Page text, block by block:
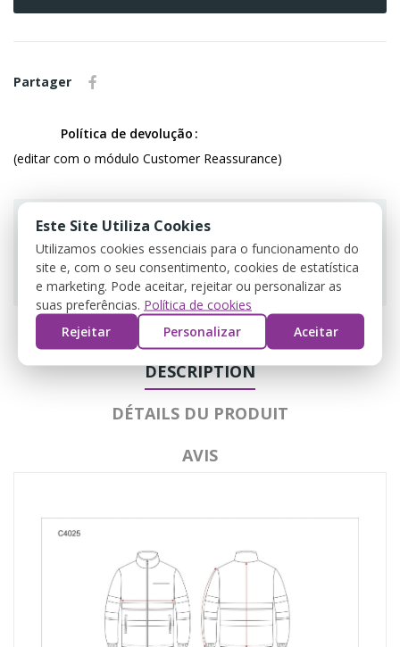
Partager
Política de devolução
(editar com o módulo Customer Reassurance)
Guarantee safe & secure checkout
DESCRIPTION
DÉTAILS DU PRODUIT
AVIS
Este Site Utiliza Cookies
Utilizamos cookies essenciais para o funcionamento do
site e, com o seu consentimento, cookies de estatística
e marketing. Pode aceitar, rejeitar ou personalizar as
suas preferências. Política de cookies
Rejeitar
Personalizar Aceitar